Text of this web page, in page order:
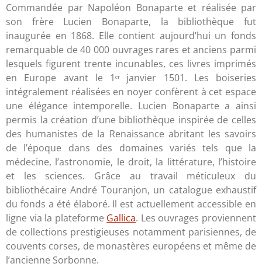
Commandée par Napoléon Bonaparte et réalisée par
son frère Lucien Bonaparte, la bibliothèque fut
inaugurée en 1868. Elle contient aujourd’hui un fonds
remarquable de 40 000 ouvrages rares et anciens parmi
lesquels figurent trente incunables, ces livres imprimés
en Europe avant le 1ᵉʳ janvier 1501. Les boiseries
intégralement réalisées en noyer confèrent à cet espace
une élégance intemporelle. Lucien Bonaparte a ainsi
permis la création d’une bibliothèque inspirée de celles
des humanistes de la Renaissance abritant les savoirs
de l’époque dans des domaines variés tels que la
médecine, l’astronomie, le droit, la littérature, l’histoire
et les sciences. Grâce au travail méticuleux du
bibliothécaire André Touranjon, un catalogue exhaustif
du fonds a été élaboré. Il est actuellement accessible en
ligne via la plateforme Gallica. Les ouvrages proviennent
de collections prestigieuses notamment parisiennes, de
couvents corses, de monastères européens et même de
l’ancienne Sorbonne.